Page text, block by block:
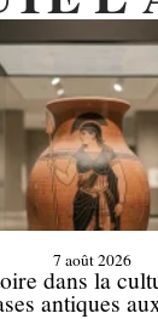
dans la
antiques
7 août 2026